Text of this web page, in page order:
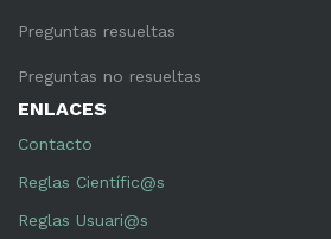
Preguntas resueltas
Preguntas no resueltas
ENLACES
Contacto
Reglas Científic@s
Reglas Usuari@s